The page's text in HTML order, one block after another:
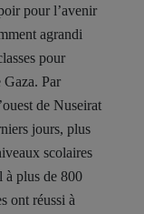
pour l’avenir
agrandi
pour
Par
de Nuseirat
jours, plus
scolaires
à plus de 800
ont réussi à